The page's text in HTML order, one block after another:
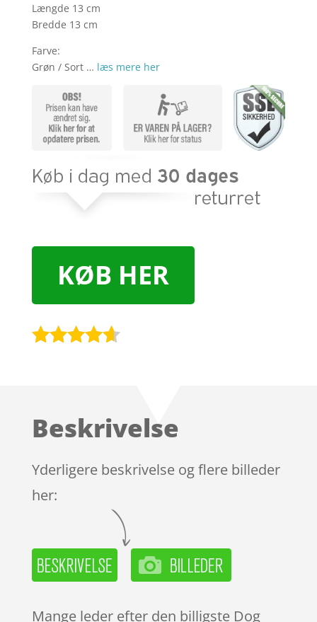
Længde 13 cm
Bredde 13 cm
Farve:
Grøn / Sort … læs mere her
KØB HER
på
mmelser
Beskrivelse
Yderligere beskrivelse og flere billeder
her:
Mange leder efter den billigste Dog